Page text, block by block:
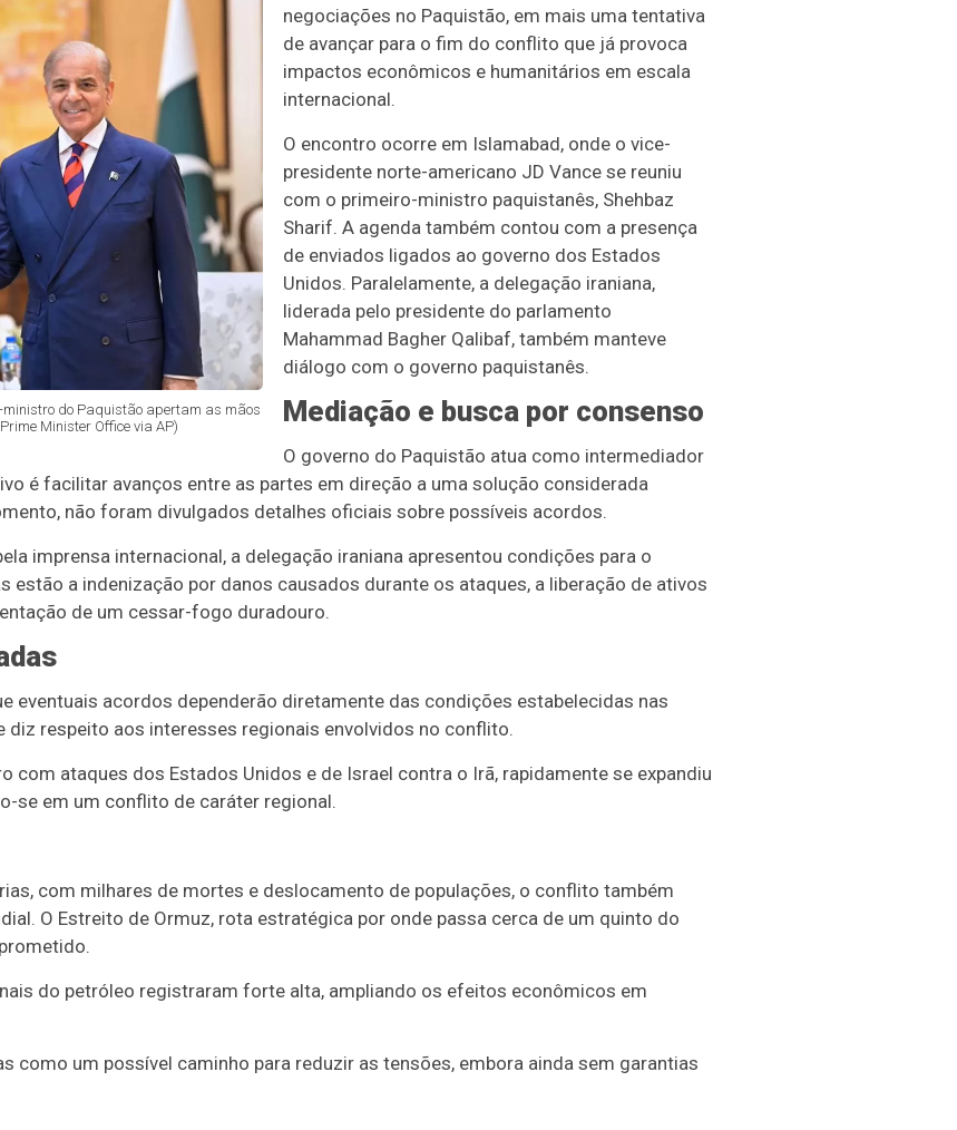
do Paquistão apertam as mãos
Minister Office via AP)
negociações no Paquistão, em mais uma tentativa
de avançar para o fim do conflito que já provoca
impactos econômicos e humanitários em escala
internacional.
O encontro ocorre em Islamabad, onde o vice-
presidente norte-americano JD Vance se reuniu
com o primeiro-ministro paquistanês, Shehbaz
Sharif. A agenda também contou com a presença
de enviados ligados ao governo dos Estados
Unidos. Paralelamente, a delegação iraniana,
liderada pelo presidente do parlamento
Mahammad Bagher Qalibaf, também manteve
diálogo com o governo paquistanês.
Mediação e busca por consenso
O governo do Paquistão atua como intermediador
é facilitar avanços entre as partes em direção a uma solução considerada
não foram divulgados detalhes oficiais sobre possíveis acordos.
imprensa internacional, a delegação iraniana apresentou condições para o
estão a indenização por danos causados durante os ataques, a liberação de ativos
de um cessar-fogo duradouro.
eventuais acordos dependerão diretamente das condições estabelecidas nas
diz respeito aos interesses regionais envolvidos no conflito.
com ataques dos Estados Unidos e de Israel contra o Irã, rapidamente se expandiu
se em um conflito de caráter regional.
com milhares de mortes e deslocamento de populações, o conflito também
O Estreito de Ormuz, rota estratégica por onde passa cerca de um quinto do
do petróleo registraram forte alta, ampliando os efeitos econômicos em
como um possível caminho para reduzir as tensões, embora ainda sem garantias